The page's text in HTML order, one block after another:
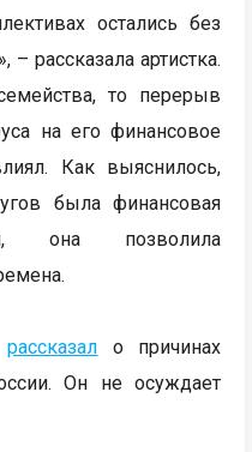
остались без
рассказала артистка.
то перерыв
на его финансовое
Как выяснилось,
была финансовая
она позволила
рассказал о причинах
Он не осуждает